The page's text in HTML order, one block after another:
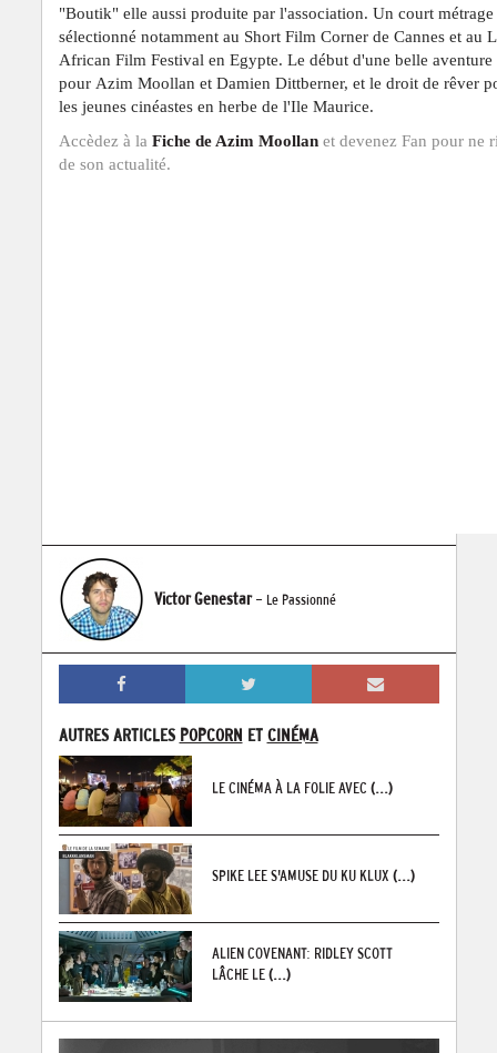
"Boutik" elle aussi produite par l'association. Un court métrage
sélectionné notamment au Short Film Corner de Cannes et au
African Film Festival en Egypte. Le début d'une belle aventure
pour Azim Moollan et Damien Dittberner, et le droit de rêver
les jeunes cinéastes en herbe de l'Ile Maurice.
Accèdez à la Fiche de Azim Moollanet devenez Fan pour ne
de son actualité.
Victor Genestar - Le Passionné
AUTRES ARTICLES POPCORN ET CINÉMA
LE CINÉMA À LA FOLIE AVEC (...)
SPIKE LEE S'AMUSE DU KU KLUX (...)
ALIEN COVENANT: RIDLEY SCOTT
LÂCHE LE(...)